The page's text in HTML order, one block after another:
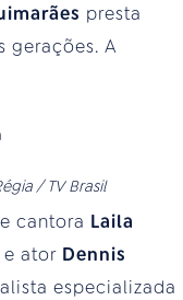
presta
gerações. A
/ TV Brasil
cantora Laila
ator Dennis
especializada